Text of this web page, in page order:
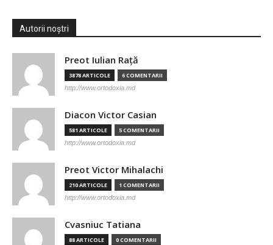
Autorii noștri
Preot Iulian Raţă
3878 ARTICOLE 6 COMENTARII
http://www.ortodoxia.md
Diacon Victor Casian
581 ARTICOLE 5 COMENTARII
http://www.ortodoxia.md
Preot Victor Mihalachi
210 ARTICOLE 1 COMENTARII
http://www.ortodoxia.md
Cvasniuc Tatiana
88 ARTICOLE 0 COMENTARII